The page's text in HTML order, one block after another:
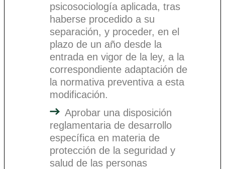
psicosociología aplicada, tras
haberse procedido a su
separación, y proceder, en el
plazo de un año desde la
entrada en vigor de la ley, a la
correspondiente adaptación de
la normativa preventiva a esta
modificación.
Aprobar una disposición
reglamentaria de desarrollo
específica en materia de
protección de la seguridad y
salud de las personas